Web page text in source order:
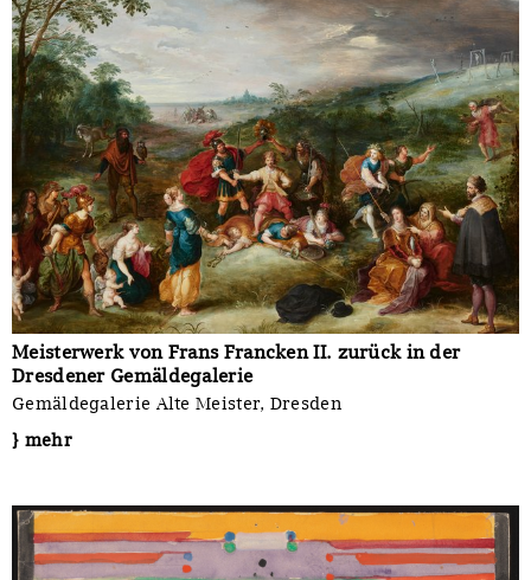
Meisterwerk von Frans Francken II. zurück in der
Dresdener Gemäldegalerie
Gemäldegalerie Alte Meister, Dresden
} mehr